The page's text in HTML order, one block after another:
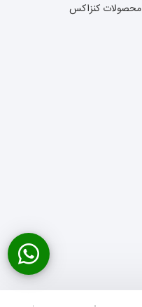
محصولات کنزاکس